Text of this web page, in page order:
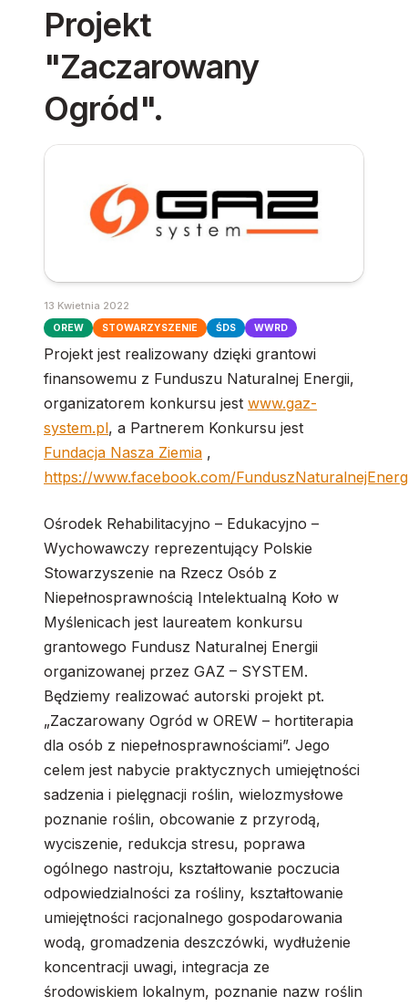
Projekt
"Zaczarowany
Ogród".
13 Kwietnia 2022
OREW STOWARZYSZENIE ŚDS WWRD
Projekt jest realizowany dzięki grantowi
finansowemu z Funduszu Naturalnej Energii,
organizatorem konkursu jest www.gaz-
system.pl, a Partnerem Konkursu jest
Fundacja Nasza Ziemia ,
https://www.facebook.com/
Ośrodek Rehabilitacyjno – Edukacyjno –
Wychowawczy reprezentujący Polskie
Stowarzyszenie na Rzecz Osób z
Niepełnosprawnością Intelektualną Koło w
Myślenicach jest laureatem konkursu
grantowego Fundusz Naturalnej Energii
organizowanej przez GAZ – SYSTEM.
Będziemy realizować autorski projekt pt.
„Zaczarowany Ogród w OREW – hortiterapia
dla osób z niepełnosprawnościami”. Jego
celem jest nabycie praktycznych umiejętności
sadzenia i pielęgnacji roślin, wielozmysłowe
poznanie roślin, obcowanie z przyrodą,
wyciszenie, redukcja stresu, poprawa
ogólnego nastroju, kształtowanie poczucia
odpowiedzialności za rośliny, kształtowanie
umiejętności racjonalnego gospodarowania
wodą, gromadzenia deszczówki, wydłużenie
koncentracji uwagi, integracja ze
środowiskiem lokalnym, poznanie nazw roślin